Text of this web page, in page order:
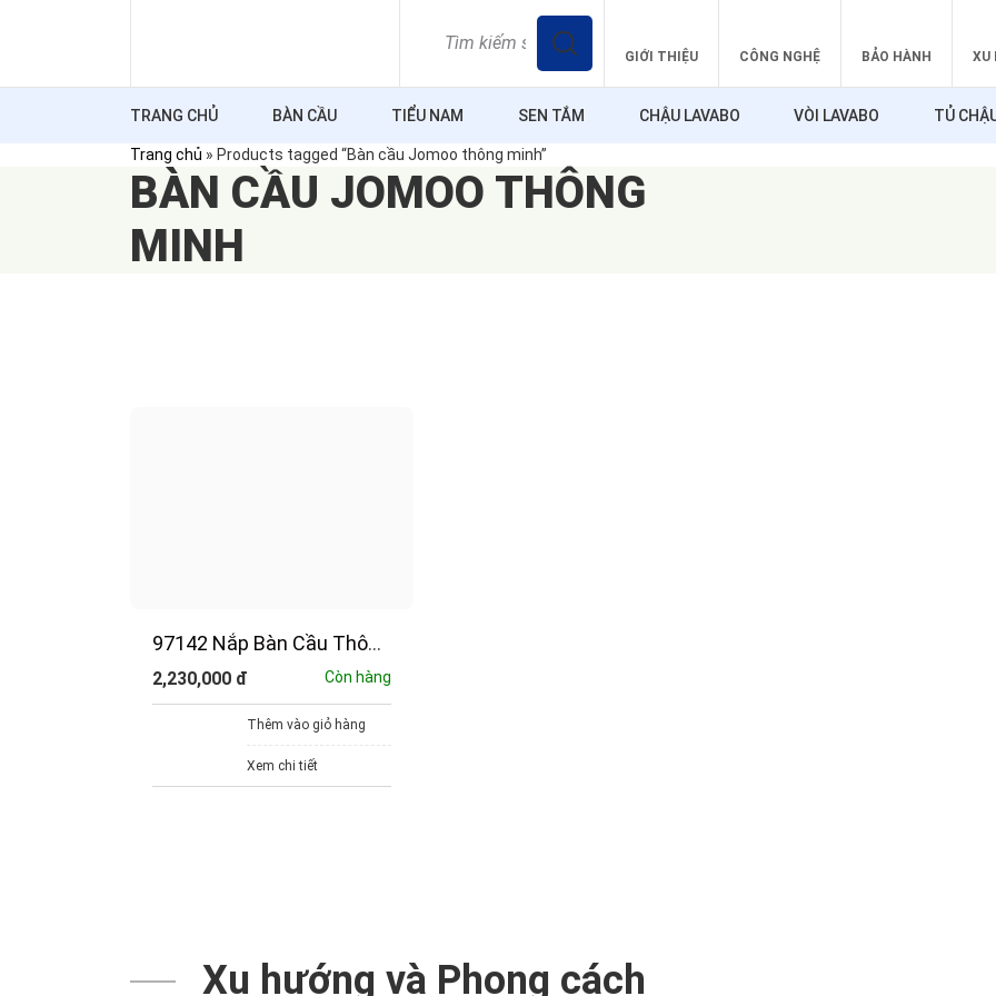
GIỚI THIỆU CÔNG NGHỆ BẢO HÀNH XU
TRANG CHỦ BÀN CẦU TIỂU NAM SEN TẮM CHẬU LAVABO VÒI LAVABO TỦ
Trang chủ » Products tagged “Bàn cầu Jomoo thông minh”
BÀN CẦU JOMOO THÔNG
MINH
97142 Nắp Bàn Cầu Thông
Minh JOMOO
2,230,000 đ Còn hàng
Thêm vào giỏ hàng
Xem chi tiết
Xu hướng và Phong cách